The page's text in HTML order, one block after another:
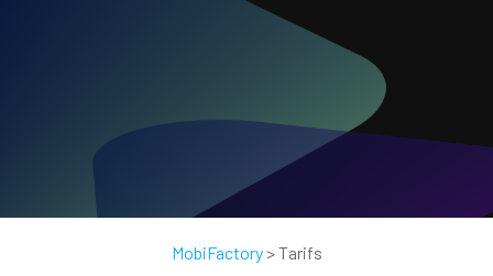
MobiFactory>Tarifs